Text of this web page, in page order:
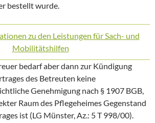
bestellt wurde.
zu den Leistungen für Sach- und
Mobilitätshilfen
bedarf aber dann zur Kündigung
des Betreuten keine
Genehmigung nach § 1907 BGB,
Raum des Pflegeheimes Gegenstand
ist (LG Münster, Az.: 5 T 998/00).